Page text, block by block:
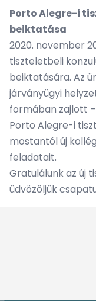
Porto Alegre-i
beiktatása
2020. november
tiszteletbeli
beiktatására. Az
járványügyi
formában zajlott
Porto Alegre-i
mostantól új
feladatait.
Gratulálunk az új
üdvözöljük